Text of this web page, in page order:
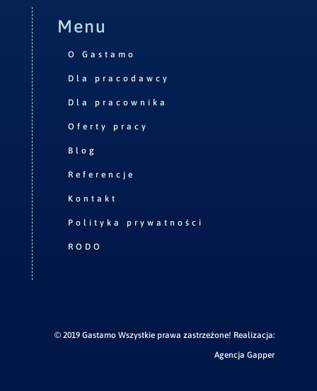
Menu
O Gastamo
Dla pracodawcy
Dla pracownika
Oferty pracy
Blog
Referencje
Kontakt
Polityka prywatności
RODO
© 2019 Gastamo Wszystkie prawa zastrzeżone! Realizacja:
Agencja Gapper